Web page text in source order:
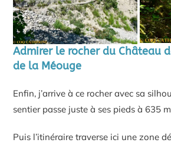
Admirer le rocher du Château
de la Méouge
Enfin, j’arrive à ce rocher avec sa
sentier passe juste à ses pieds à 635
Puis l’itinéraire traverse ici une zone